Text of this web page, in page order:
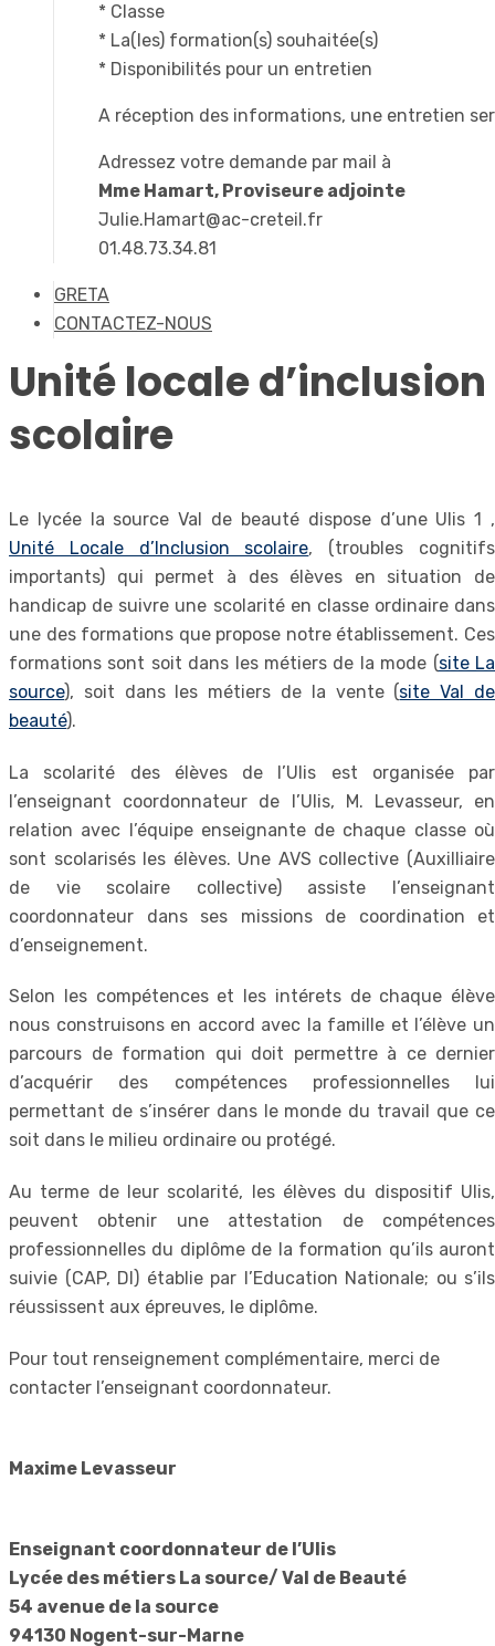
* Classe
* La(les) formation(s) souhaitée(s)
* Disponibilités pour un entretien
A réception des informations, une entretien
Adressez votre demande par mail à
Mme Hamart, Proviseure adjointe
Julie.Hamart@ac-creteil.fr
01.48.73.34.81
GRETA
CONTACTEZ-NOUS
Unité locale d’inclusion
scolaire
Le lycée la source Val de beauté dispose d’une Ulis 1 ,
Unité Locale d’Inclusion scolaire, (troubles cognitifs
importants) qui permet à des élèves en situation de
handicap de suivre une scolarité en classe ordinaire dans
une des formations que propose notre établissement. Ces
formations sont soit dans les métiers de la mode (site La
source), soit dans les métiers de la vente (site Val de
beauté).
La scolarité des élèves de l’Ulis est organisée par
l’enseignant coordonnateur de l’Ulis, M. Levasseur, en
relation avec l’équipe enseignante de chaque classe où
sont scolarisés les élèves. Une AVS collective (Auxilliaire
de vie scolaire collective) assiste l’enseignant
coordonnateur dans ses missions de coordination et
d’enseignement.
Selon les compétences et les intérets de chaque élève
nous construisons en accord avec la famille et l’élève un
parcours de formation qui doit permettre à ce dernier
d’acquérir des compétences professionnelles lui
permettant de s’insérer dans le monde du travail que ce
soit dans le milieu ordinaire ou protégé.
Au terme de leur scolarité, les élèves du dispositif Ulis,
peuvent obtenir une attestation de compétences
professionnelles du diplôme de la formation qu’ils auront
suivie (CAP, DI) établie par l’Education Nationale; ou s’ils
réussissent aux épreuves, le diplôme.
Pour tout renseignement complémentaire, merci de
contacter l’enseignant coordonnateur.
Maxime Levasseur
Enseignant coordonnateur de l’Ulis
Lycée des métiers La source/ Val de Beauté
54 avenue de la source
94130 Nogent-sur-Marne